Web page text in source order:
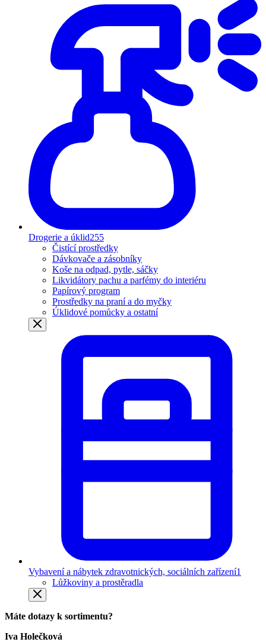
Drogerie a úklid255
Čistící prostředky
Dávkovače a zásobníky
Koše na odpad, pytle, sáčky
Likvidátory pachu a parfémy do interiéru
Papírový program
Prostředky na praní a do myčky
Úklidové pomůcky a ostatní
Vybavení a nábytek zdravotnických, sociálních zařízení1
Lůžkoviny a prostěradla
Máte dotazy k sortimentu?
Iva Holečková